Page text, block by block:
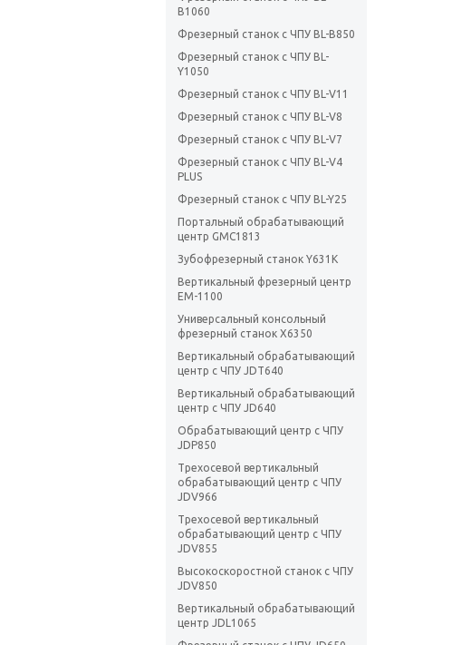
B1060
Фрезерный станок с ЧПУ BL-B850
Фрезерный станок с ЧПУ BL-
Y1050
Фрезерный станок с ЧПУ BL-V11
Фрезерный станок с ЧПУ BL-V8
Фрезерный станок с ЧПУ BL-V7
Фрезерный станок с ЧПУ BL-V4
PLUS
Фрезерный станок с ЧПУ BL-Y25
Портальный обрабатывающий
центр GMC1813
Зубофрезерный станок Y631K
Вертикальный фрезерный центр
EM-1100
Универсальный консольный
фрезерный станок X6350
Вертикальный обрабатывающий
центр с ЧПУ JDT640
Вертикальный обрабатывающий
центр с ЧПУ JD640
Обрабатывающий центр с ЧПУ
JDP850
Трехосевой вертикальный
обрабатывающий центр с ЧПУ
JDV966
Трехосевой вертикальный
обрабатывающий центр с ЧПУ
JDV855
Высокоскоростной станок с ЧПУ
JDV850
Вертикальный обрабатывающий
центр JDL1065